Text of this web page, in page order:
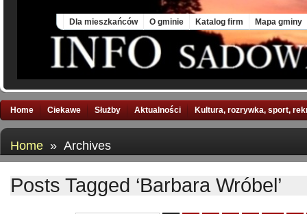
Dla mieszkańców O gminie Katalog firm Mapa gminy
Home Ciekawe Służby Aktualności Kultura, rozrywka, sport,
Home » Archives
Posts Tagged ‘Barbara Wróbel’